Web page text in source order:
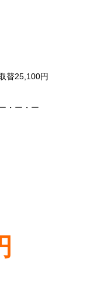
替25,100円
・ー・ー